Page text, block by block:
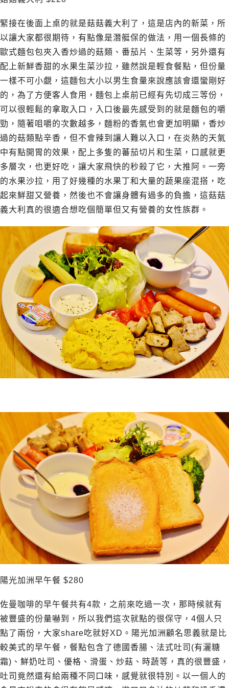
緊接在後面上桌的就是菇菇義大利了，這是店內的新菜，所
以讓大家都很期待，有點像是潛艇保的做法，用一個長條的
歐式麵包包夾入香炒過的菇類、番茄片、生菜等，另外還有
配上新鮮香甜的水果生菜沙拉，雖然說是輕食餐點，但份量
一樣不可小覷，這麵包大小以男生食量來說應該會還蠻剛好
的，為了方便客人食用，麵包上桌前已經有先切成三等份，
可以很輕鬆的拿取入口，入口後最先感受到的就是麵包的嚼
勁，隨著咀嚼的次數越多，麵粉的香氣也會更加明顯，香炒
過的菇類點辛香，但不會辣到讓人難以入口，在炎熱的天氣
中有點開胃的效果，配上多隻的蕃茄切片和生菜，口感就更
多層次，也更好吃，讓大家飛快的秒殺了它，大推阿。一旁
的水果沙拉，用了好幾種的水果丁和大量的蔬果座混搭，吃
起來鮮甜又營養，然後也不會讓身體有過多的負擔，這菇菇
義大利真的很適合想吃個簡單但又有營養的女性族群。
陽光加洲早午餐 $280
佐曼咖啡的早午餐共有4款，之前來吃過一次，那時候就有
被豐盛的份量嚇到，所以我們這次就點的很保守，4個人只
點了兩份，大家share吃就好XD。陽光加洲顧名思義就是比
較美式的早午餐，餐點包含了德國香腸、法式吐司(有灑糖
霜)、鮮奶吐司、優格、滑蛋、炒菇、時蔬等，真的很豐盛，
吐司竟然還有給兩種不同口味，感覺就很特別。以一個人的